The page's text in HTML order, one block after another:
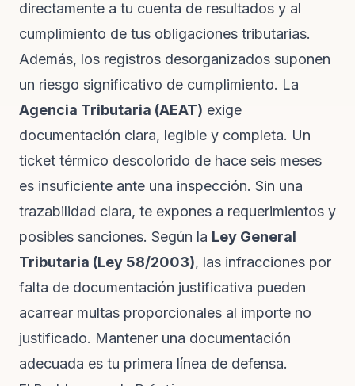
directamente a tu cuenta de resultados y al
cumplimiento de tus obligaciones tributarias.
Además, los registros desorganizados suponen
un riesgo significativo de cumplimiento. La
Agencia Tributaria (AEAT) exige
documentación clara, legible y completa. Un
ticket térmico descolorido de hace seis meses
es insuficiente ante una inspección. Sin una
trazabilidad clara, te expones a requerimientos y
posibles sanciones. Según la Ley General
Tributaria (Ley 58/2003), las infracciones por
falta de documentación justificativa pueden
acarrear multas proporcionales al importe no
justificado. Mantener una documentación
adecuada es tu primera línea de defensa.